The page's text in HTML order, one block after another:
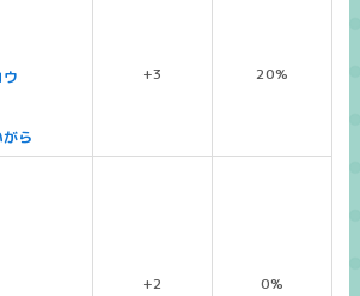
ら
+3 20%
+2 0%